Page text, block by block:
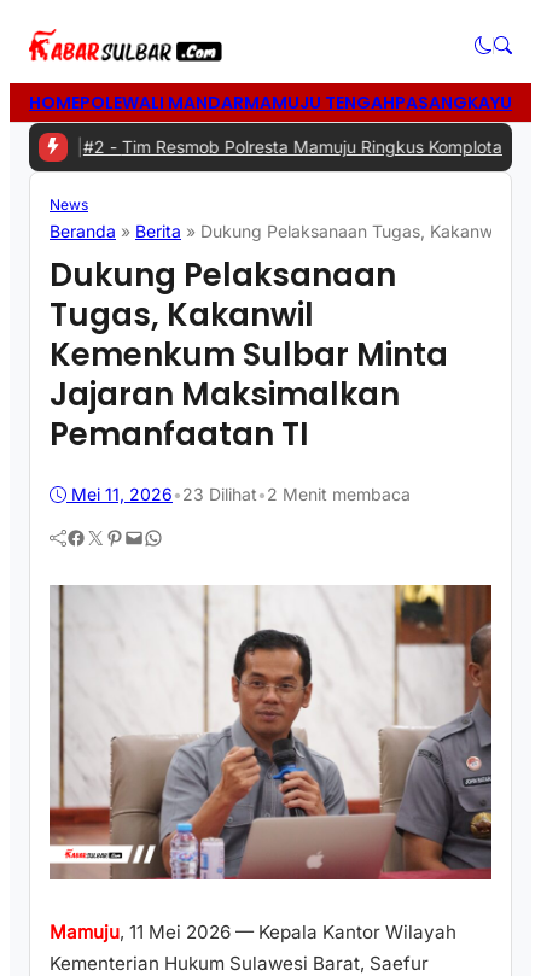
HOMEPOLEWALI MANDARMAMUJU TENGAHPASANGKAYU
Tim Resmob Polresta Mamuju Ringkus Komplotan Spesialis
News
Beranda » Berita » Dukung Pelaksanaan Tugas, Kakanwil
Dukung Pelaksanaan
Tugas, Kakanwil
Kemenkum Sulbar Minta
Jajaran Maksimalkan
Pemanfaatan TI
Mei 11, 2026•23 Dilihat•2 Menit membaca
Facebook Twitter Pinterest Mail WhatsApp
Mamuju, 11 Mei 2026 — Kepala Kantor Wilayah
Kementerian Hukum Sulawesi Barat, Saefur